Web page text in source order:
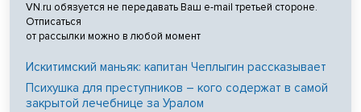
VN.ru обязуется не передавать Ваш e-mail третьей стороне.
Отписаться
от рассылки можно в любой момент
Искитимский маньяк: капитан Чеплыгин рассказывает
Психушка для преступников – кого содержат в самой
закрытой лечебнице за Уралом